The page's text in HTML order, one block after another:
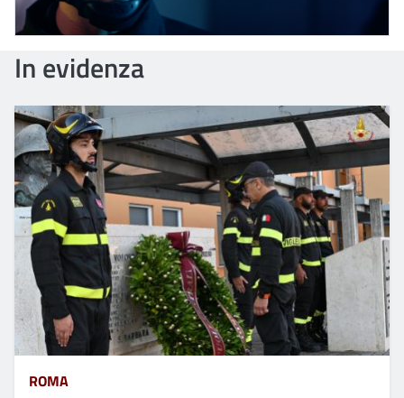
In evidenza
ROMA